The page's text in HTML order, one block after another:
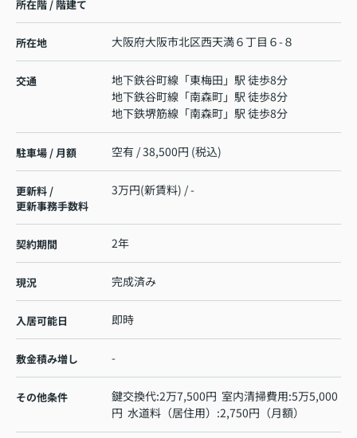
所在階 / 階建て
所在地 大阪府大阪市北区西天満６丁目６-８
交通 地下鉄谷町線 「東梅田 」駅 徒歩8分
地下鉄谷町線 「南森町」駅 徒歩8分
地下鉄堺筋線 「南森町」駅 徒歩8分
駐車場 / 月額 空有 / 38,500円 (税込)
更新料 /
更新事務手数料
3万円(新賃料) / -
契約期間 2年
現況 完成済み
入居可能日 即時
敷金積み増し -
その他条件
鍵交換代:2万7,500円 室内清掃費用:5万5,000
円 水道料（居住用）:2,750円（月額）